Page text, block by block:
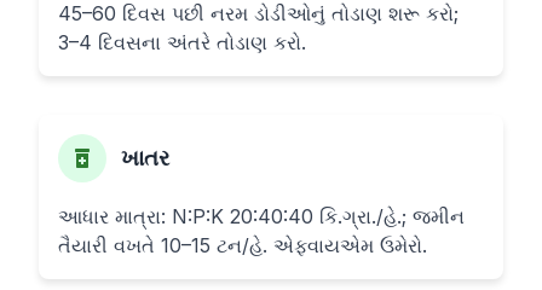
45–60 દિવસ પછી નરમ ડોડીઓનું તોડાણ શરૂ કરો;
3–4 દિવસના અંતરે તોડાણ કરો.
ખાતર
આધાર માત્રા: N:P:K 20:40:40 કિ.ગ્રા./હે.; જમીન
તૈયારી વખતે 10–15 ટન/હે. એફવાયએમ ઉમેરો.